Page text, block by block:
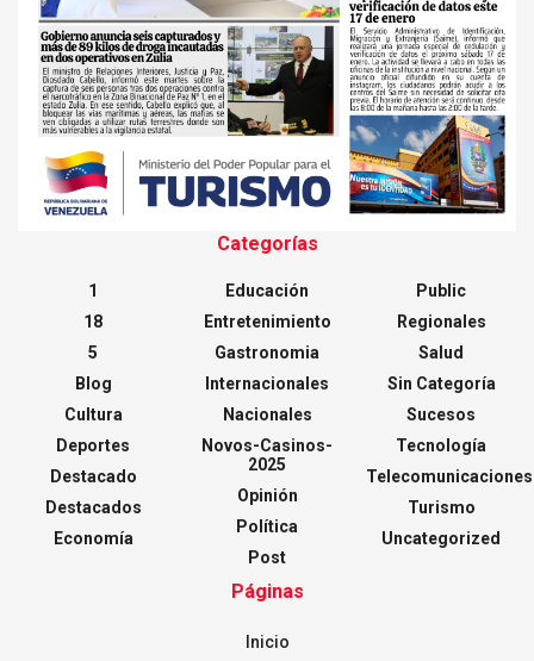
Categorías
1
18
5
Blog
Cultura
Deportes
Destacado
Destacados
Economía
Educación
Entretenimiento
Gastronomia
Internacionales
Nacionales
Novos-Casinos-
2025
Opinión
Política
Post
Public
Regionales
Salud
Sin Categoría
Sucesos
Tecnología
Telecomunicaciones
Turismo
Uncategorized
Páginas
Inicio